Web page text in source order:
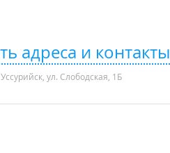
адреса и контакты
Уссурийск, ул. Слободская, 1Б